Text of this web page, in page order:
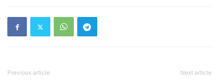
Previous article Next article